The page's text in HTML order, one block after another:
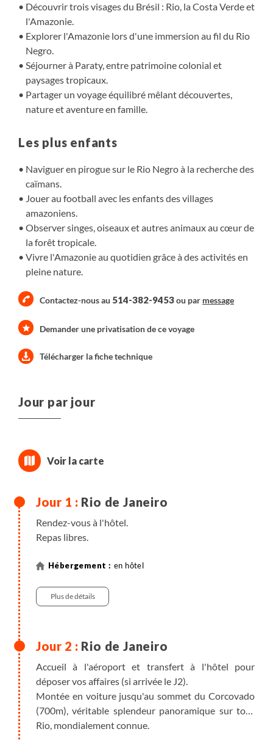
Découvrir trois visages du Brésil : Rio, la Costa Verde et
l'Amazonie.
Explorer l'Amazonie lors d'une immersion au fil du Rio
Negro.
Séjourner à Paraty, entre patrimoine colonial et
paysages tropicaux.
Partager un voyage équilibré mêlant découvertes,
nature et aventure en famille.
Les plus enfants
Naviguer en pirogue sur le Rio Negro à la recherche des
caïmans.
Jouer au football avec les enfants des villages
amazoniens.
Observer singes, oiseaux et autres animaux au cœur de
la forêt tropicale.
Vivre l'Amazonie au quotidien grâce à des activités en
pleine nature.
Contactez-nous au 514-382-9453ou par message
Demander une privatisation de ce voyage
Télécharger la fiche technique
Jour par jour
Rio de Janeiro
Rendez-vous à l'hôtel.
Repas libres.
en hôtel
Plus de détails
Rio de Janeiro
Accueil à l'aéroport et transfert à l'hôtel pour
déposer vos affaires (si arrivée le J2).
Montée en voiture jusqu'au sommet du Corcovado
(700m), véritable splendeur panoramique sur tout
Rio, mondialement connue.